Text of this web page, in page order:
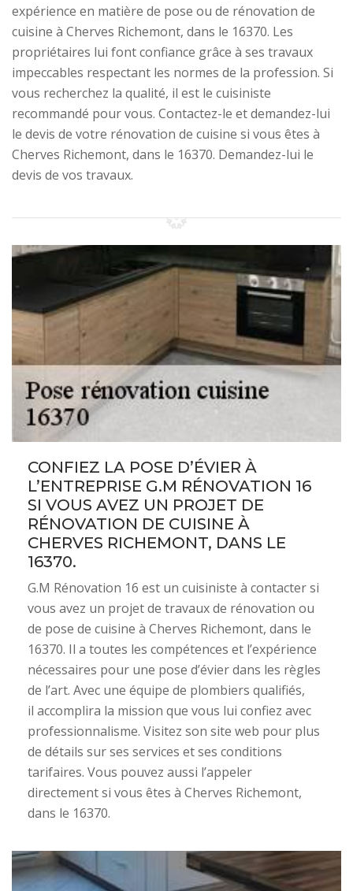
expérience en matière de pose ou de rénovation de
cuisine à Cherves Richemont, dans le 16370. Les
propriétaires lui font confiance grâce à ses travaux
impeccables respectant les normes de la profession. Si
vous recherchez la qualité, il est le cuisiniste
recommandé pour vous. Contactez-le et demandez-lui
le devis de votre rénovation de cuisine si vous êtes à
Cherves Richemont, dans le 16370. Demandez-lui le
devis de vos travaux.
CONFIEZ LA POSE D’ÉVIER À
L’ENTREPRISE G.M RÉNOVATION 16
SI VOUS AVEZ UN PROJET DE
RÉNOVATION DE CUISINE À
CHERVES RICHEMONT, DANS LE
16370.
G.M Rénovation 16 est un cuisiniste à contacter si
vous avez un projet de travaux de rénovation ou
de pose de cuisine à Cherves Richemont, dans le
16370. Il a toutes les compétences et l’expérience
nécessaires pour une pose d’évier dans les règles
de l’art. Avec une équipe de plombiers qualifiés,
il accomplira la mission que vous lui confiez avec
professionnalisme. Visitez son site web pour plus
de détails sur ses services et ses conditions
tarifaires. Vous pouvez aussi l’appeler
directement si vous êtes à Cherves Richemont,
dans le 16370.